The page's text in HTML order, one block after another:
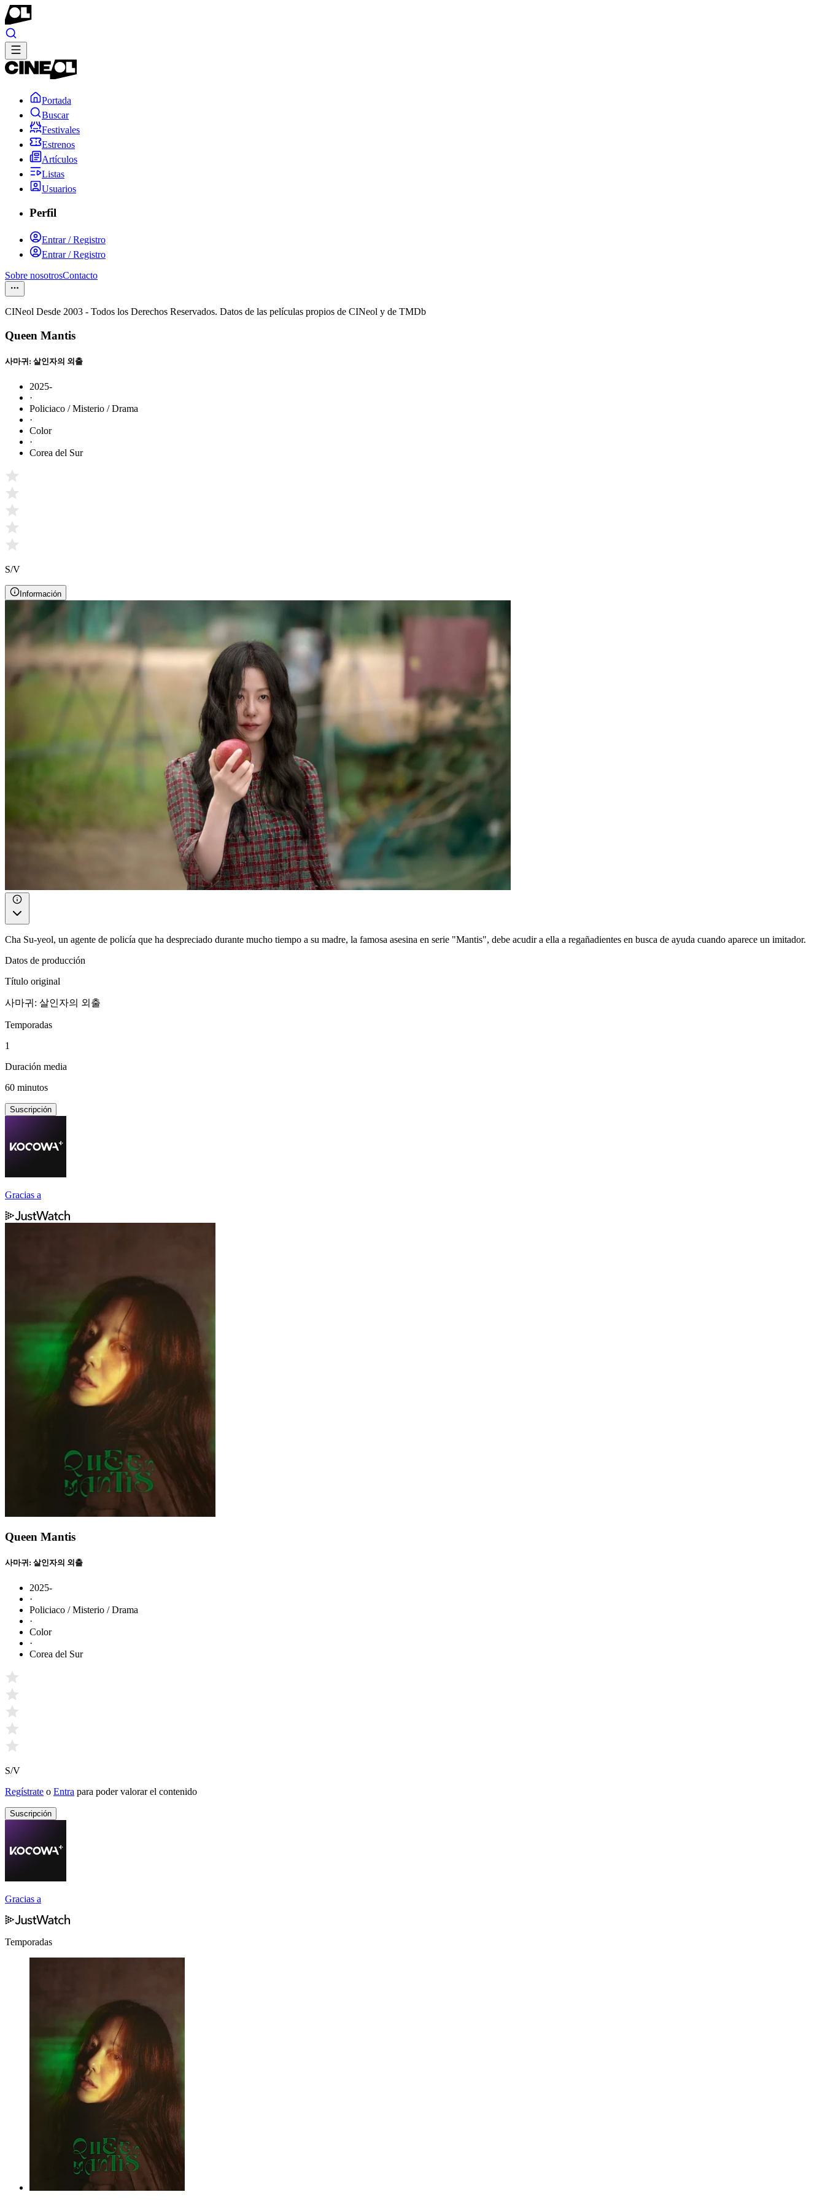
Portada
Buscar
Festivales
Estrenos
Artículos
Listas
Usuarios
Perfil
Entrar / Registro
Entrar / Registro
Sobre nosotrosContacto
CINeol Desde 2003 - Todos los Derechos Reservados. Datos de las películas propios de CINeol y de TMDb
Queen Mantis
사마귀: 살인자의 외출
2025-
·
Policiaco / Misterio / Drama
·
Color
·
Corea del Sur
S/V
Información
Cha Su-yeol, un agente de policía que ha despreciado durante mucho tiempo a su madre, la famosa asesina en serie "Mantis", debe acudir a ella a regañadientes en busca de ayuda cuando aparece un imitador.
Datos de producción
Título original
사마귀: 살인자의 외출
Temporadas
1
Duración media
60 minutos
Suscripción
Gracias a
Queen Mantis
사마귀: 살인자의 외출
2025-
·
Policiaco / Misterio / Drama
·
Color
·
Corea del Sur
S/V
Regístrate o Entra para poder valorar el contenido
Suscripción
Gracias a
Temporadas